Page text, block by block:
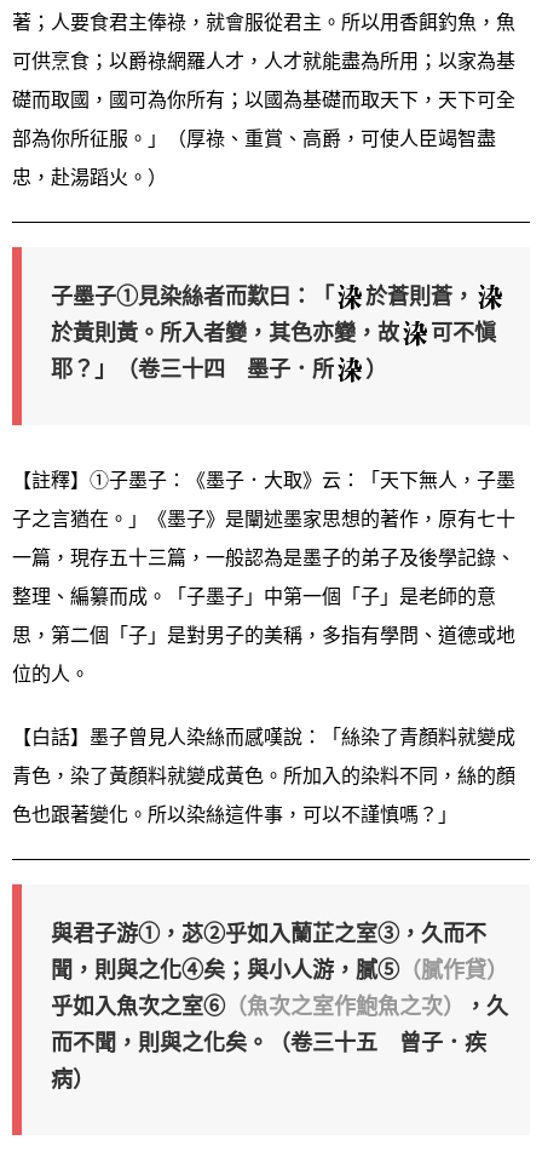
著；人要食君主俸祿，就會服從君主。所以用香餌釣魚，魚
可供烹食；以爵祿網羅人才，人才就能盡為所用；以家為基
礎而取國，國可為你所有；以國為基礎而取天下，天下可全
部為你所征服。」（厚祿、重賞、高爵，可使人臣竭智盡
忠，赴湯蹈火。）
子墨子①見染絲者而歎曰：「
於蒼則蒼，
於黃則黃。所入者變，其色亦變，故
可不愼
耶？」（卷三十四 墨子．所
）
【註釋】①子墨子：《墨子．大取》云：「天下無人，子墨
子之言猶在。」《墨子》是闡述墨家思想的著作，原有七十
一篇，現存五十三篇，一般認為是墨子的弟子及後學記錄、
整理、編纂而成。「子墨子」中第一個「子」是老師的意
思，第二個「子」是對男子的美稱，多指有學問、道德或地
位的人。
【白話】墨子曾見人染絲而感嘆說：「絲染了青顏料就變成
青色，染了黃顏料就變成黃色。所加入的染料不同，絲的顏
色也跟著變化。所以染絲這件事，可以不謹慎嗎？」
與君子游①，苾②乎如入蘭芷之室③，久而不
聞，則與之化④矣；與小人游，膩⑤ （膩作貸）
乎如入魚次之室⑥ （魚次之室作鮑魚之次）
，久
而不聞，則與之化矣。（卷三十五 曾子．疾
病）